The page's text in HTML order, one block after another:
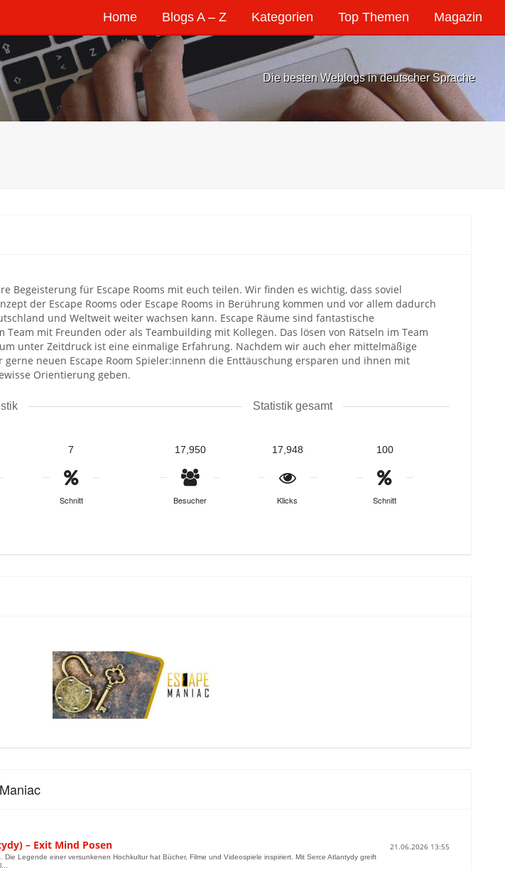
Home Blogs A – Z Kategorien Top Themen Magazin
Die besten Weblogs in deutscher Sprache
Begeisterung für Escape Rooms mit euch teilen. Wir finden es wichtig, dass soviel
der Escape Rooms oder Escape Rooms in Berührung kommen und vor allem dadurch
und Weltweit weiter wachsen kann. Escape Räume sind fantastische
mit Freunden oder als Teambuilding mit Kollegen. Das lösen von Rätseln im Team
unter Zeitdruck ist eine einmalige Erfahrung. Nachdem wir auch eher mittelmäßige
neuen Escape Room Spieler:innenn die Enttäuschung ersparen und ihnen mit
Orientierung geben.
7
Schnitt
Statistik gesamt
17,950
Besucher
17,948
Klicks
100
Schnitt
– Exit Mind Posen 21.06.2026 13:55
Legende einer versunkenen Hochkultur hat Bücher, Filme und Videospiele inspiriert. Mit Serce Atlantydy greift